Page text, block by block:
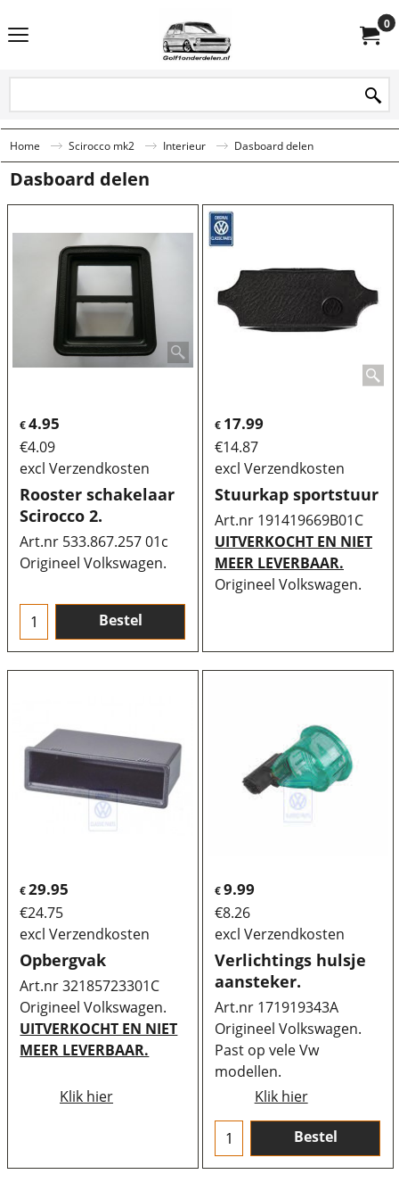
0
Home Scirocco mk2 Interieur Dasboard delen
Dasboard delen
€4.95
€4.09
excl Verzendkosten
Rooster schakelaar
Scirocco 2.
Art.nr 533.867.257 01c
Origineel Volkswagen.
Bestel
€ 17.99
€14.87
excl Verzendkosten
Stuurkap sportstuur
Art.nr 191419669B01C
UITVERKOCHT EN NIET
MEER LEVERBAAR.
Origineel Volkswagen.
€29.95
€24.75
excl Verzendkosten
Opbergvak
Art.nr 32185723301C
Origineel Volkswagen.
UITVERKOCHT EN NIET
MEER LEVERBAAR.
Klik hier
€9.99
€8.26
excl Verzendkosten
Verlichtings hulsje
aansteker.
Art.nr 171919343A
Origineel Volkswagen.
Past op vele Vw
modellen.
Klik hier
Bestel